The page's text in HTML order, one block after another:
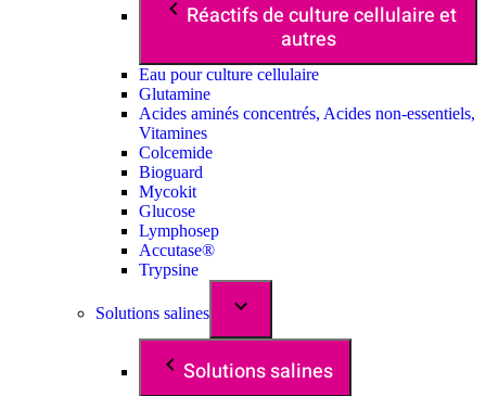
Réactifs de culture cellulaire et
autres
Eau pour culture cellulaire
Glutamine
Acides aminés concentrés, Acides non-essentiels,
Vitamines
Colcemide
Bioguard
Mycokit
Glucose
Lymphosep
Accutase®
Trypsine
Solutions salines
Solutions salines